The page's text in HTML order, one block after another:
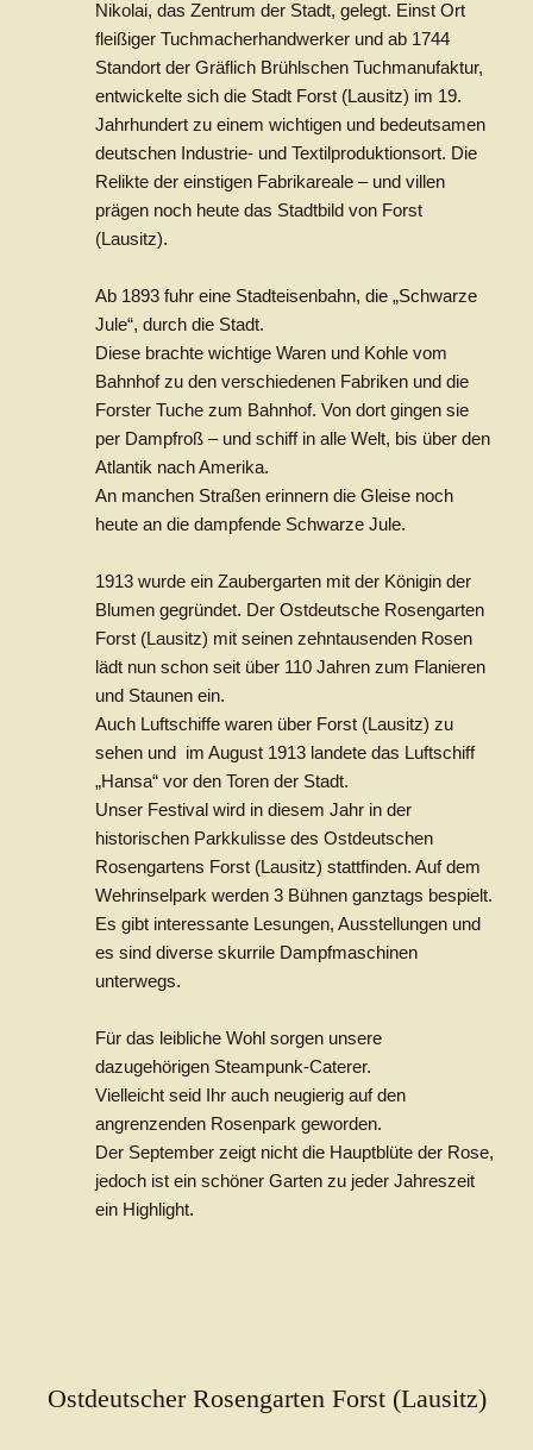
Nikolai, das Zentrum der Stadt, gelegt. Einst Ort
fleißiger Tuchmacherhandwerker und ab 1744
Standort der Gräflich Brühlschen Tuchmanufaktur,
entwickelte sich die Stadt Forst (Lausitz) im 19.
Jahrhundert zu einem wichtigen und bedeutsamen
deutschen Industrie- und Textilproduktionsort. Die
Relikte der einstigen Fabrikareale – und villen
prägen noch heute das Stadtbild von Forst
(Lausitz).
Ab 1893 fuhr eine Stadteisenbahn, die „Schwarze
Jule“, durch die Stadt.
Diese brachte wichtige Waren und Kohle vom
Bahnhof zu den verschiedenen Fabriken und die
Forster Tuche zum Bahnhof. Von dort gingen sie
per Dampfroß – und schiff in alle Welt, bis über den
Atlantik nach Amerika.
An manchen Straßen erinnern die Gleise noch
heute an die dampfende Schwarze Jule.
1913 wurde ein Zaubergarten mit der Königin der
Blumen gegründet. Der Ostdeutsche Rosengarten
Forst (Lausitz) mit seinen zehntausenden Rosen
lädt nun schon seit über 110 Jahren zum Flanieren
und Staunen ein.
Auch Luftschiffe waren über Forst (Lausitz) zu
sehen und im August 1913 landete das Luftschiff
„Hansa“ vor den Toren der Stadt.
Unser Festival wird in diesem Jahr in der
historischen Parkkulisse des Ostdeutschen
Rosengartens Forst (Lausitz) stattfinden. Auf dem
Wehrinselpark werden 3 Bühnen ganztags bespielt.
Es gibt interessante Lesungen, Ausstellungen und
es sind diverse skurrile Dampfmaschinen
unterwegs.
Für das leibliche Wohl sorgen unsere
dazugehörigen Steampunk-Caterer.
Vielleicht seid Ihr auch neugierig auf den
angrenzenden Rosenpark geworden.
Der September zeigt nicht die Hauptblüte der Rose,
jedoch ist ein schöner Garten zu jeder Jahreszeit
ein Highlight.
Ostdeutscher Rosengarten Forst (Lausitz)